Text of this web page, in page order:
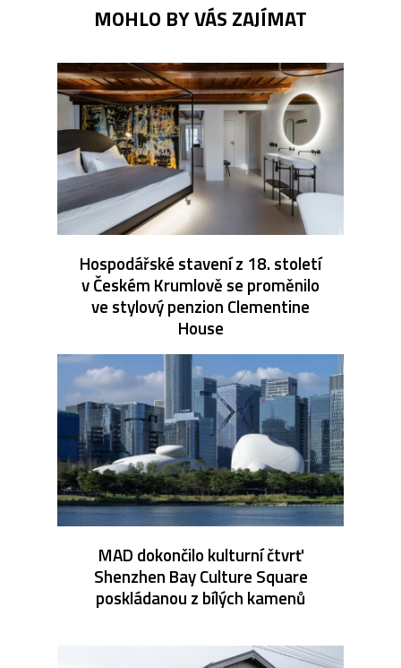
MOHLO BY VÁS ZAJÍMAT
Hospodářské stavení z 18. století
v Českém Krumlově se proměnilo
ve stylový penzion Clementine
House
MAD dokončilo kulturní čtvrť
Shenzhen Bay Culture Square
poskládanou z bílých kamenů